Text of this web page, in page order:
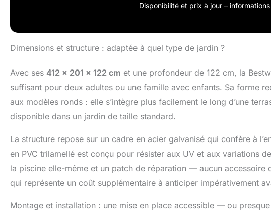
Disponibilité et prix à jour –
Dimensions et structure : adaptée à quel type de jardin ?
Avec ses 412 x 201 x 122 cm et une profondeur de 122 cm, la
suffisant pour deux adultes ou une famille avec enfants. Sa forme
aux modèles ronds : elle s’intègre plus facilement le long d’une
disponible dans un jardin de taille standard.
La structure repose sur un cadre en acier galvanisé qui confère à
en PVC trilamellé est conçu pour résister aux UV et aux variations
la piscine elle-même et un patch de réparation — aucun accessoire
qui représente un coût supplémentaire à anticiper impérativement
Montage et installation : une mise en place accessible — ou presque